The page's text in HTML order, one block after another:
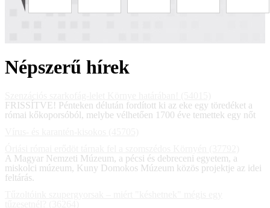
Népszerű hírek
FRISSÍTVE! Pénteken délután fordított ki az eke egy töredéket a
római kőkoporsóból, melybe vélhetően 1700 éve temettek egy nőt
A Magyar Nemzeti Múzeum, a pécsi és debreceni egyetem, a
miskolci múzeum, Kuny Domokos Múzeum közös projektje az idei
feltárás.